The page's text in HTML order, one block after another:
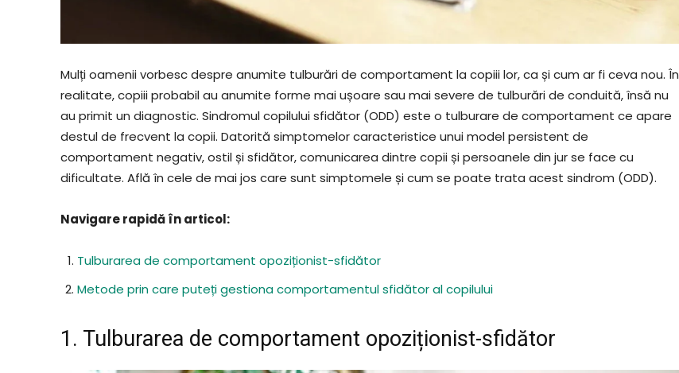
Mulți oamenii vorbesc despre anumite tulburări de comportament la copiii lor, ca și cum ar fi ceva nou. În
realitate, copiii probabil au anumite forme mai ușoare sau mai severe de tulburări de conduită, însă nu
au primit un diagnostic. Sindromul copilului sfidător (ODD) este o tulburare de comportament ce apare
destul de frecvent la copii. Datorită simptomelor caracteristice unui model persistent de
comportament negativ, ostil și sfidător, comunicarea dintre copii și persoanele din jur se face cu
dificultate. Află în cele de mai jos care sunt simptomele și cum se poate trata acest sindrom (ODD).
Navigare rapidă în articol:
Tulburarea de comportament opoziționist-sfidător
Metode prin care puteți gestiona comportamentul sfidător al copilului
1. Tulburarea de comportament opoziționist-sfidător